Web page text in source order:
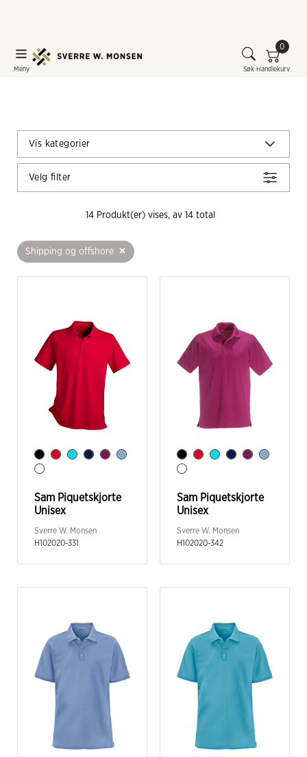
Søk
Meny
0
Handlekurv
Vis kategorier
Velg filter
14 Produkt(er) vises, av 14 total
Shipping og offshore+
Sam Piquetskjorte
Unisex
Sverre W. Monsen
H102020-331
Sam Piquetskjorte
Unisex
Sverre W. Monsen
H102020-342